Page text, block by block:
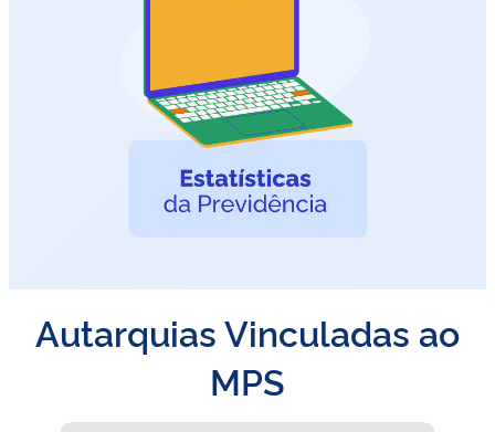
Autarquias Vinculadas ao
MPS